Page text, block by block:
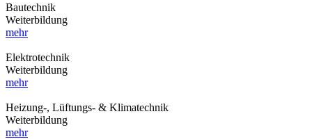
Bautechnik
Weiterbildung
mehr
Elektrotechnik
Weiterbildung
mehr
Heizung-, Lüftungs- & Klimatechnik
Weiterbildung
mehr